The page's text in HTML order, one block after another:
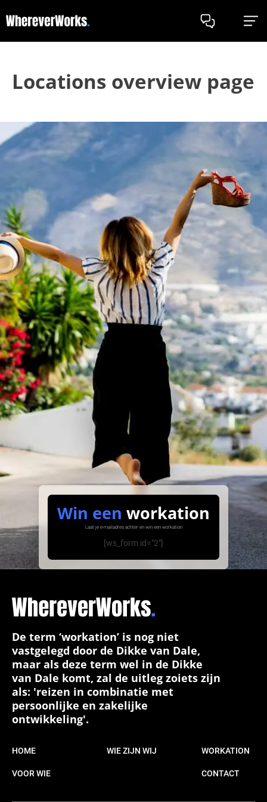
Locations overview page
Win een workation
Laat je e-mailadres achter en win een workation
[ws_form id="2"]
De term ‘workation’ is nog niet
vastgelegd door de Dikke van Dale,
maar als deze term wel in de Dikke
van Dale komt, zal de uitleg zoiets zijn
als: 'reizen in combinatie met
persoonlijke en zakelijke
ontwikkeling'.
HOME WIE ZIJN WIJ WORKATION
VOOR WIE CONTACT